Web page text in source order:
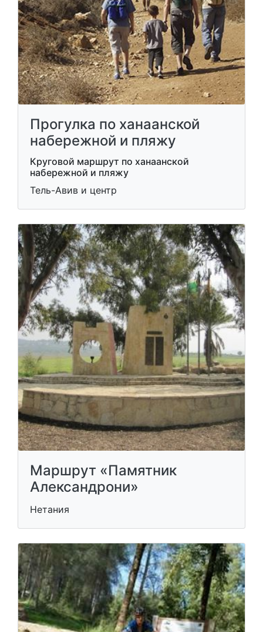
Прогулка по ханаанской
набережной и пляжу
набережной и пляжу
Тель-Авив и центр
Маршрут «Памятник
Александрони»
Нетания